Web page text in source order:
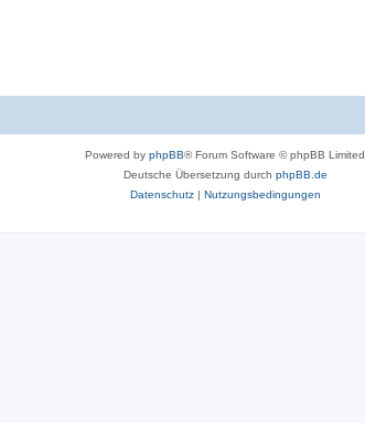
Powered by phpBB® Forum Software © phpBB Limited
Deutsche Übersetzung durch phpBB.de
Datenschutz| Nutzungsbedingungen